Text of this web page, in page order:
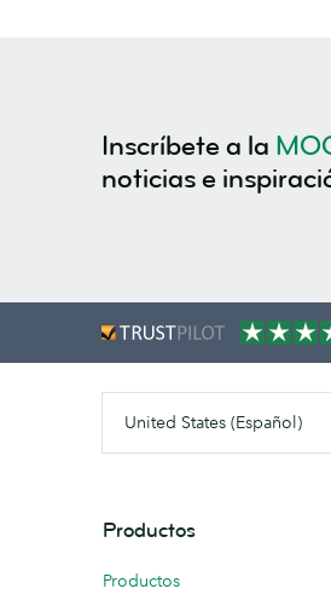
Inscríbete a la
noticias e
United States (Español)
Productos
Productos